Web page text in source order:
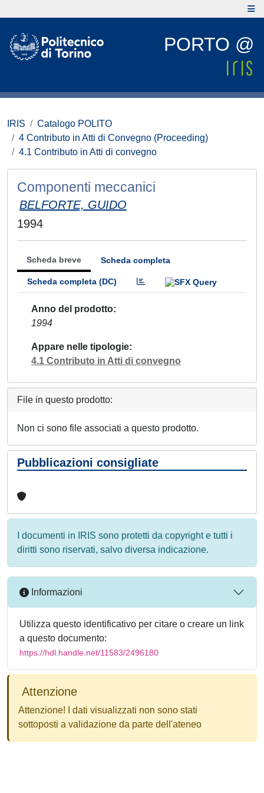
PORTO @
IRIS
Catalogo POLITO
4 Contributo in Atti di Convegno (Proceeding)
4.1 Contributo in Atti di convegno
Componenti meccanici
BELFORTE, GUIDO
1994
Scheda breve Scheda completa
Scheda completa (DC)
Anno del prodotto
1994
Appare nelle tipologie
4.1 Contributo in Atti di convegno
File in questo prodotto:
Non ci sono file associati a questo prodotto.
Pubblicazioni consigliate
I documenti in IRIS sono protetti da copyright e tutti i
diritti sono riservati, salvo diversa indicazione.
Informazioni
Utilizza questo identificativo per citare o creare un link
a questo documento:
https://hdl.handle.net/11583/2496180
Attenzione
Attenzione! I dati visualizzati non sono stati
sottoposti a validazione da parte dell'ateneo